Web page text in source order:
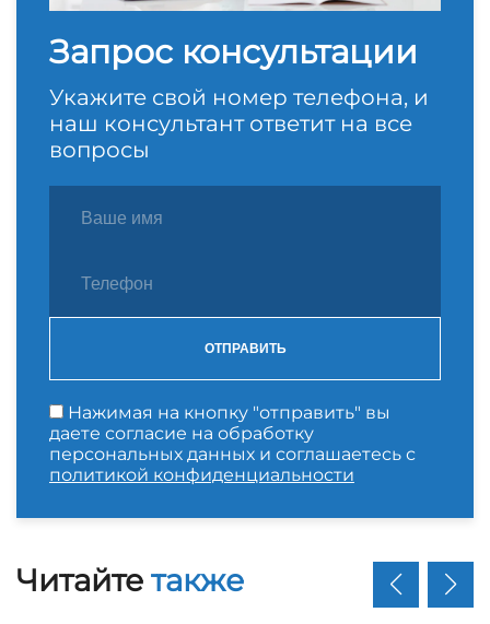
Запрос консультации
Укажите свой номер телефона, и
наш консультант ответит на все
вопросы
ОТПРАВИТЬ
Нажимая на кнопку "отправить" вы
даете согласие на обработку
персональных данных и соглашаетесь с
политикой конфиденциальности
Читайте также